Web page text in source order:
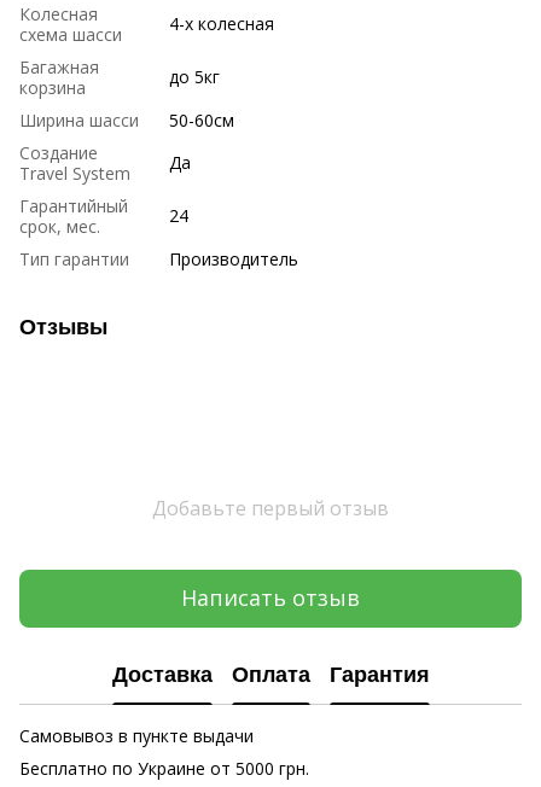
Колесная
схема шасси
4-х колесная
Багажная
корзина
до 5кг
Ширина шасси
50-60см
Создание
Travel System
Да
Гарантийный
срок, мес.
24
Тип гарантии
Производитель
Отзывы
Добавьте первый отзыв
Написать отзыв
Доставка Оплата Гарантия
Самовывоз в пункте выдачи
Бесплатно по Украине от 5000 грн.